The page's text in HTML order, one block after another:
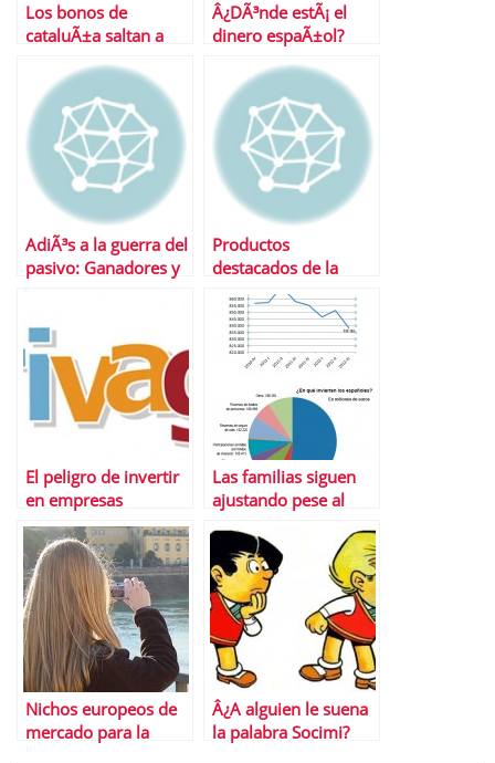
Los bonos de
cataluÃ±a saltan a
Â¿DÃ³nde estÃ¡ el
dinero espaÃ±ol?
AdiÃ³s a la guerra del
pasivo: Ganadores y
Productos
destacados de la
semana
El peligro de invertir
en empresas
socialmente
irresponsables
Las familias siguen
ajustando pese al
de su riqueza
financiera en
septiembre
Nichos europeos de
mercado para la
Â¿A alguien le suena
la palabra Socimi?